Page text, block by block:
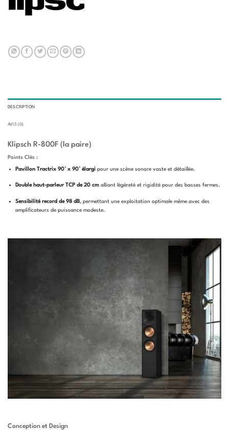
DESCRIPTION
AVIS (0)
Klipsch R-800F (la paire)
Points Clés :
Pavillon Tractrix 90° x 90° élargipour une scène sonore vaste et détaillée.
Double haut-parleur TCP de 20 cmalliant légèreté et rigidité pour des basses fermes.
Sensibilité record de 98 dB, permettant une exploitation optimale même avec des
amplificateurs de puissance modeste.
Conception et Design